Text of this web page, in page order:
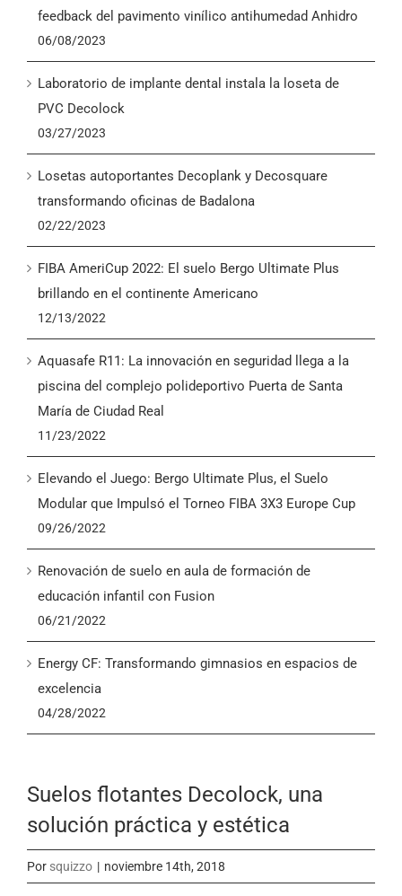
English
Suelos flotantes Decolock, una
solución práctica y estética
Por squizzo | noviembre 14th, 2018
feedback del pavimento vinílico antihumedad Anhidro
06/08/2023
Laboratorio de implante dental instala la loseta de
PVC Decolock
03/27/2023
Losetas autoportantes Decoplank y Decosquare
transformando oficinas de Badalona
02/22/2023
FIBA AmeriCup 2022: El suelo Bergo Ultimate Plus
brillando en el continente Americano
12/13/2022
Aquasafe R11: La innovación en seguridad llega a la
piscina del complejo polideportivo Puerta de Santa
María de Ciudad Real
11/23/2022
Elevando el Juego: Bergo Ultimate Plus, el Suelo
Modular que Impulsó el Torneo FIBA 3X3 Europe Cup
09/26/2022
Renovación de suelo en aula de formación de
educación infantil con Fusion
06/21/2022
Energy CF: Transformando gimnasios en espacios de
excelencia
04/28/2022